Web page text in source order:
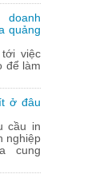
quảng
việc
để làm
ở đâu
cầu in
nghiệp
cung